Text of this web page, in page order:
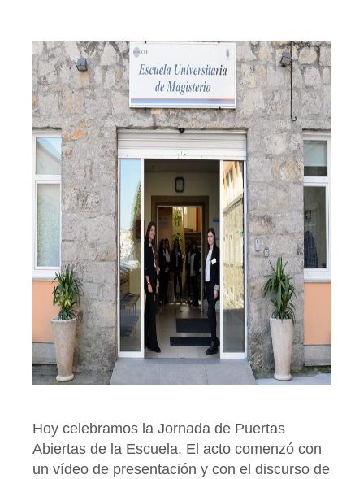
Hoy celebramos la Jornada de Puertas
Abiertas de la Escuela. El acto comenzó con
un vídeo de presentación y con el discurso de